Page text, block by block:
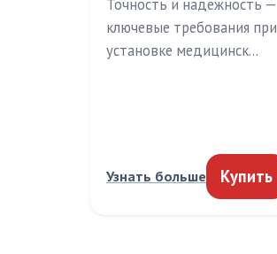
Точность и надежность —
ключевые требования при
установке медицинск…
Узнать больше Купить